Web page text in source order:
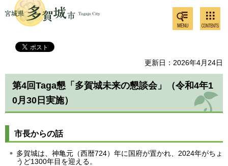
多賀城市
ンツメ
ニュー
共通メ
ニュー
更新日：2026年4月24日
第4回Taga懇「多賀城未来の懇談会」（令和4年1
0月30日実施）
市長からの話
多賀城は、神亀元（西暦724）年に国府が置かれ、2024年がちょ
うど1300年目を迎える。